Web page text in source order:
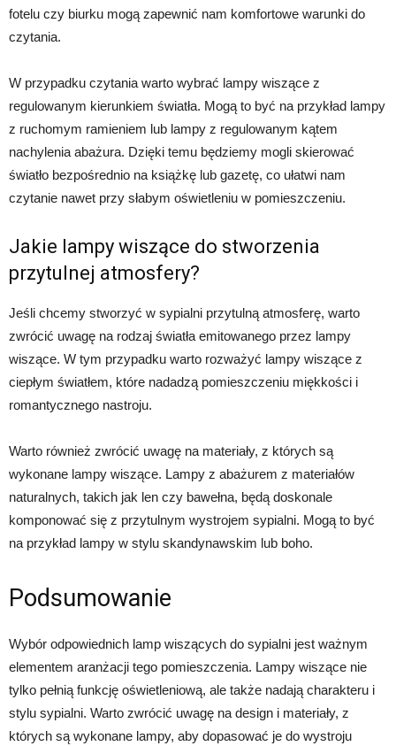
fotelu czy biurku mogą zapewnić nam komfortowe warunki do
czytania.
W przypadku czytania warto wybrać lampy wiszące z
regulowanym kierunkiem światła. Mogą to być na przykład lampy
z ruchomym ramieniem lub lampy z regulowanym kątem
nachylenia abażura. Dzięki temu będziemy mogli skierować
światło bezpośrednio na książkę lub gazetę, co ułatwi nam
czytanie nawet przy słabym oświetleniu w pomieszczeniu.
Jakie lampy wiszące do stworzenia
przytulnej atmosfery?
Jeśli chcemy stworzyć w sypialni przytulną atmosferę, warto
zwrócić uwagę na rodzaj światła emitowanego przez lampy
wiszące. W tym przypadku warto rozważyć lampy wiszące z
ciepłym światłem, które nadadzą pomieszczeniu miękkości i
romantycznego nastroju.
Warto również zwrócić uwagę na materiały, z których są
wykonane lampy wiszące. Lampy z abażurem z materiałów
naturalnych, takich jak len czy bawełna, będą doskonale
komponować się z przytulnym wystrojem sypialni. Mogą to być
na przykład lampy w stylu skandynawskim lub boho.
Podsumowanie
Wybór odpowiednich lamp wiszących do sypialni jest ważnym
elementem aranżacji tego pomieszczenia. Lampy wiszące nie
tylko pełnią funkcję oświetleniową, ale także nadają charakteru i
stylu sypialni. Warto zwrócić uwagę na design i materiały, z
których są wykonane lampy, aby dopasować je do wystroju